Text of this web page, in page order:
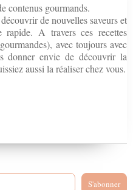
contenus gourmands.
de nouvelles saveurs et
A travers ces recettes
avec toujours avec
donner envie de découvrir la
aussi la réaliser chez vous.